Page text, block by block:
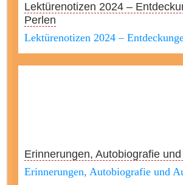
Lektürenotizen 2024 –
Perlen
Lektürenotizen 2024 –
Erinnerungen, Autobiografie
Erinnerungen, Autobiografie und